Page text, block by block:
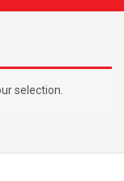
selection.